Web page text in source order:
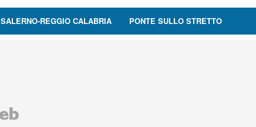
REGGIO CALABRIA PONTE SULLO STRETTO